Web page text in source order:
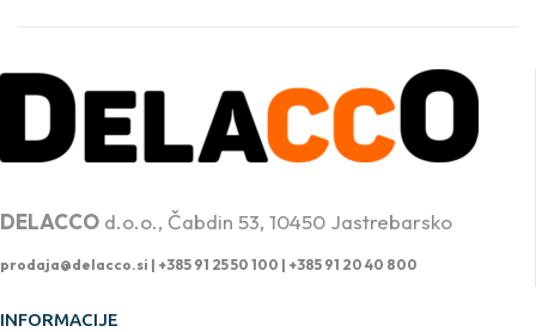
DELACCO d.o.o., Čabdin 53, 10450 Jastrebarsko
prodaja@delacco.si | +385 91 25 50 100 | +385 91 20 40 800
INFORMACIJE